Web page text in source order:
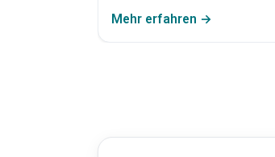
Mehr erfahren →